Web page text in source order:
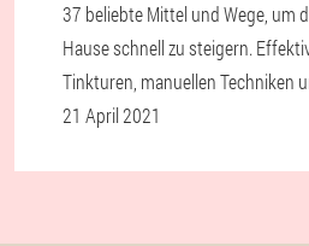
37 beliebte Mittel und Wege, um
Hause schnell zu steigern.
Tinkturen, manuellen Techniken
21 April 2021